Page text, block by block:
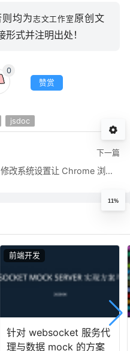
均为志文工作室 原创文
式并注明出处！
0
赞赏
jsdoc
下一篇
修改系统设置让 Chrome 浏览器支持音频自动播放
针对 websocket 服务代
理与数据 mock 的方案
前端开发
11%